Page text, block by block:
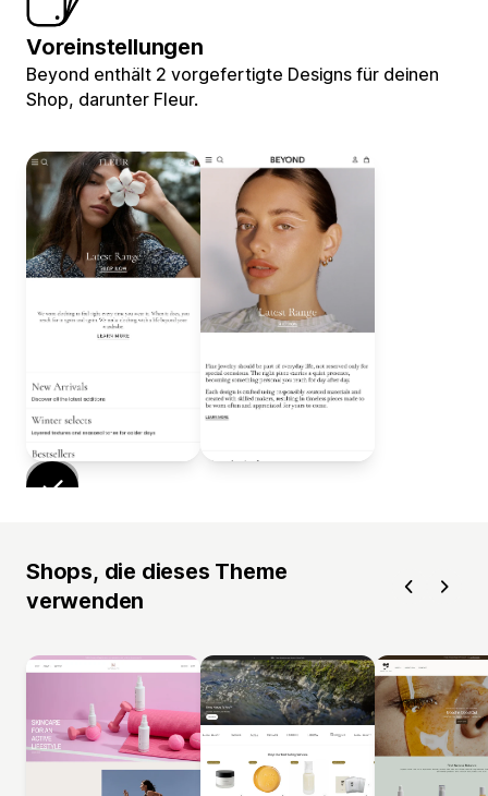
Voreinstellungen
Beyond enthält 2 vorgefertigte Designs für deinen
Shop, darunter Fleur.
Shops, die dieses Theme
verwenden